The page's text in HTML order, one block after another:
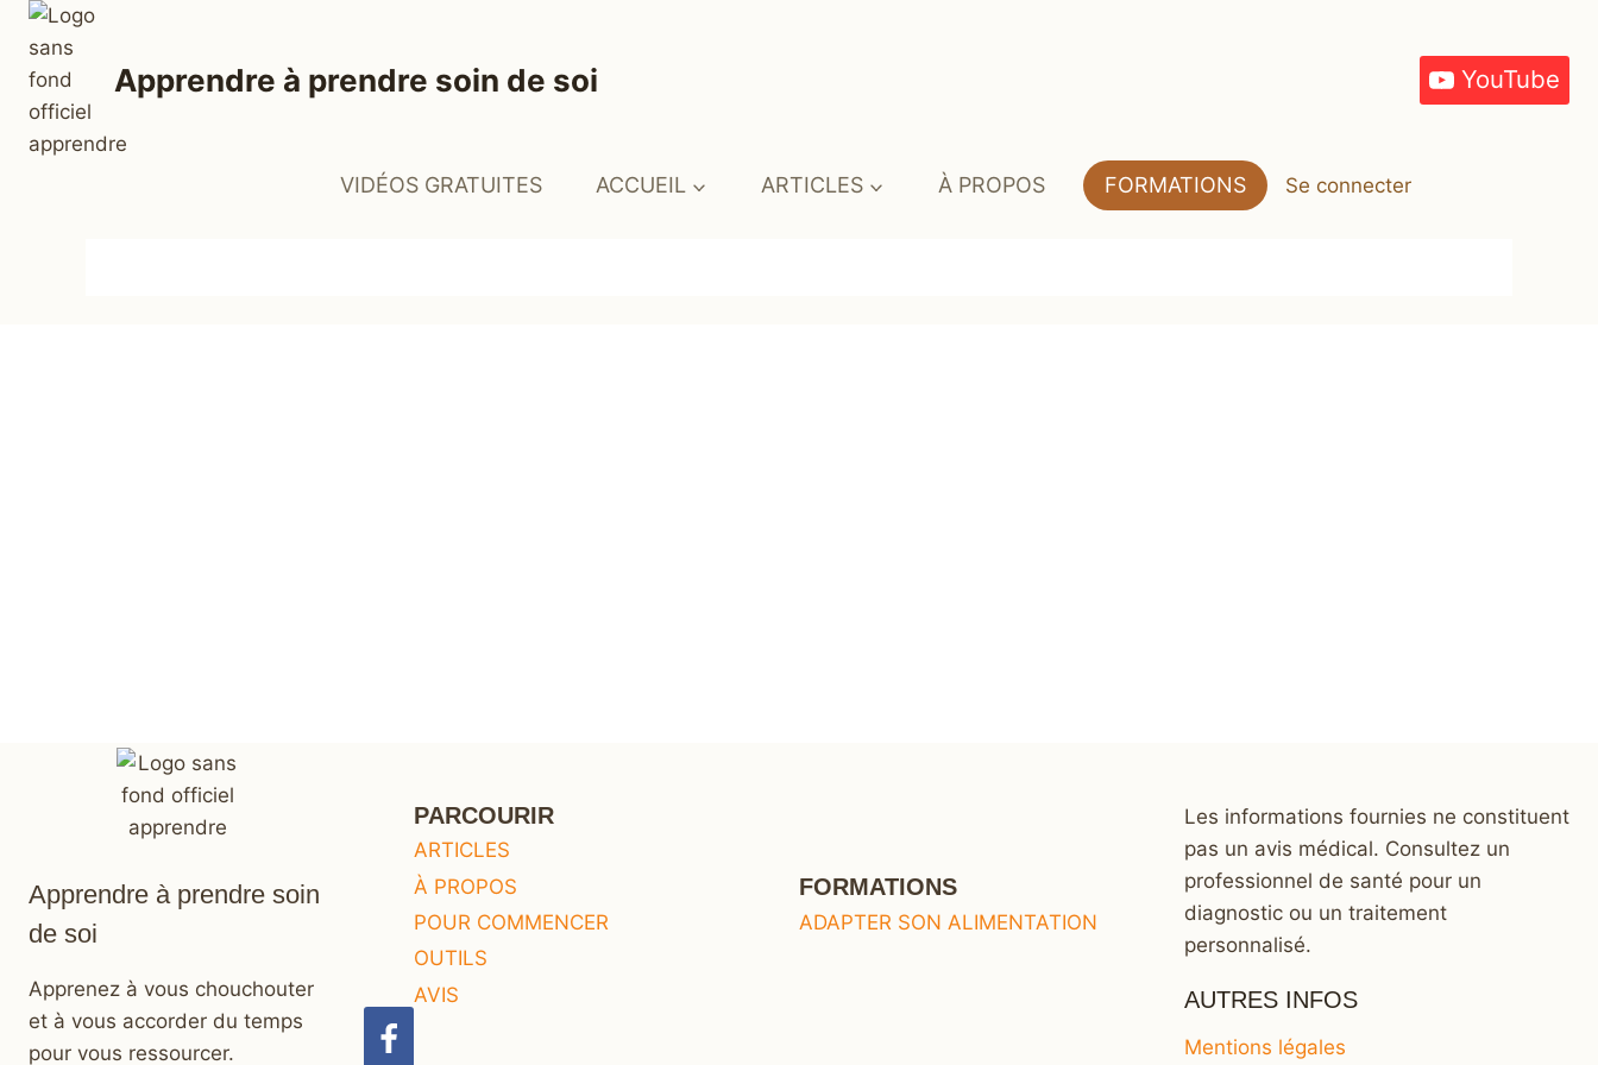
Aller
contenu
Apprendre à prendre soin de soi YouTube
VIDÉOS GRATUITES ACCUEIL ARTICLES À PROPOS FORMATIONS Se connecter
Apprendre à prendre soin
de soi
Apprenez à vous chouchouter
et à vous accorder du temps
pour vous ressourcer.
PARCOURIR
ARTICLES
À PROPOS
POUR COMMENCER
OUTILS
AVIS
FORMATIONS
ADAPTER SON ALIMENTATION
Les informations fournies ne constituent
pas un avis médical. Consultez un
professionnel de santé pour un
diagnostic ou un traitement
personnalisé.
AUTRES INFOS
Mentions légales